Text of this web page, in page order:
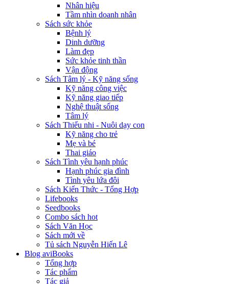
Nhân hiệu
Tầm nhìn doanh nhân
Sách sức khỏe
Bệnh lý
Dinh dưỡng
Làm đẹp
Sức khỏe tinh thần
Vận động
Sách Tâm lý - Kỹ năng sống
Kỹ năng công việc
Kỹ năng giao tiếp
Nghệ thuật sống
Tâm lý
Sách Thiếu nhi - Nuôi dạy con
Kỹ năng cho trẻ
Mẹ và bé
Thai giáo
Sách Tình yêu hạnh phúc
Hạnh phúc gia đình
Tình yêu lứa đôi
Sách Kiến Thức - Tổng Hợp
Lifebooks
Seedbooks
Combo sách hot
Sách Văn Học
Sách mới về
Tủ sách Nguyễn Hiến Lê
Blog aviBooks
Tổng hợp
Tác phẩm
Tác giả